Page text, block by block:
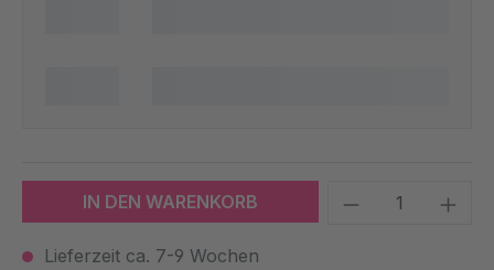
IN DEN WARENKORB Produkt
Lieferzeit ca. 7-9 Wochen